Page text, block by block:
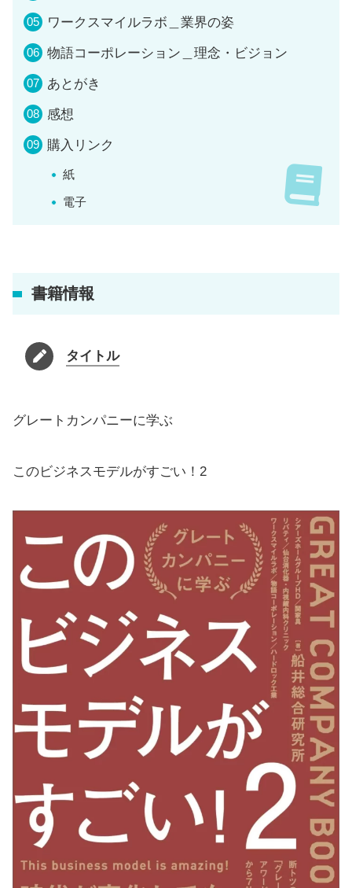
ワークスマイルラボ＿業界の姿
物語コーポレーション＿理念・ビジョン
あとがき
感想
購入リンク
紙
電子
書籍情報
タイトル
グレートカンパニーに学ぶ
このビジネスモデルがすごい！2